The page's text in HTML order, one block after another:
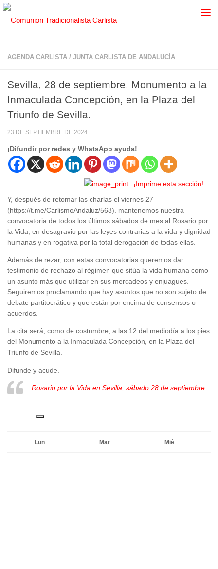
AGENDA CARLISTA / JUNTA CARLISTA DE ANDALUCÍA
Sevilla, 28 de septiembre, Monumento a la
Inmaculada Concepción, en la Plaza del
Triunfo de Sevilla.
23 DE SEPTIEMBRE DE 2024
¡Difundir por redes y WhatsApp ayuda!
¡Imprime esta sección!
Y, después de retomar las charlas el viernes 27
(https://t.me/CarlismoAndaluz/568), mantenemos nuestra
convocatoria de todos los últimos sábados de mes al Rosario por
la Vida, en desagravio por las leyes contrarias a la vida y dignidad
humanas y en rogativa por la total derogación de todas ellas.
Además de rezar, con estas convocatorias queremos dar
testimonio de rechazo al régimen que sitúa la vida humana como
un asunto más que utilizar en sus mercadeos y enjuagues.
Seguiremos proclamando que hay asuntos que no son sujeto de
debate partitocrático y que están por encima de consensos o
acuerdos.
La cita será, como de costumbre, a las 12 del mediodía a los pies
del Monumento a la Inmaculada Concepción, en la Plaza del
Triunfo de Sevilla.
Difunde y acude.
Rosario por la Vida en Sevilla, sábado 28 de septiembre
Lun Mar Mié